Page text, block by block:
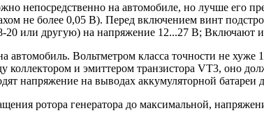
непосредственно на автомобиле, но лучше его
не более 0,05 В). Перед включением винт
или другую) на напряжение 12...27 В; Включают
автомобиль. Вольтметром класса точности не
коллектором и эмиттером транзистора VT3, оно
напряжение на выводах аккумуляторной
ротора генератора до максимальной,